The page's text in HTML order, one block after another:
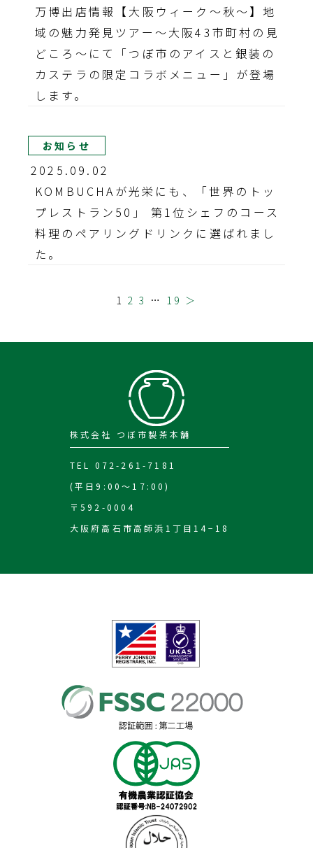
万博出店情報【大阪ウィーク〜秋〜】地
域の魅力発見ツアー～大阪43市町村の見
どころ～にて「つぼ市のアイスと銀装の
カステラの限定コラボメニュー」が登場
します。
お知らせ
2025.09.02
KOMBUCHAが光栄にも、「世界のトッ
プレストラン50」 第1位シェフのコース
料理のペアリングドリンクに選ばれまし
た。
1 2 3 … 19 ＞
株式会社 つぼ市製茶本舗
TEL 072-261-7181
(平日9:00～17:00)
〒592-0004
大阪府高石市高師浜1丁目14−18